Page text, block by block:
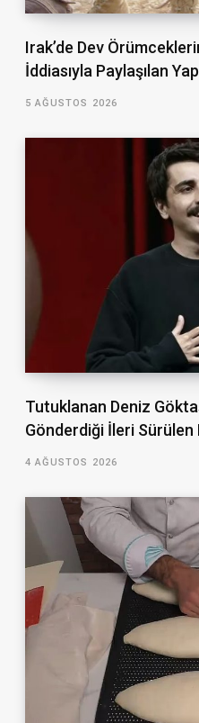
Irak’de Dev
İddiasıyla Paylaşılan
5 AĞUSTOS 2026
Tutuklanan Deniz
Gönderdiği İleri Sürülen
4 AĞUSTOS 2026